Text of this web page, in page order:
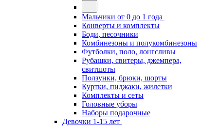
Мальчики от 0 до 1 года
Конверты и комплекты
Боди, песочники
Комбинезоны и полукомбинезоны
Футболки, поло, лонгсливы
Рубашки, свитеры, джемпера,
свитшоты
Ползунки, брюки, шорты
Куртки, пиджаки, жилетки
Комплекты и сеты
Головные уборы
Наборы подарочные
Девочки 1-15 лет